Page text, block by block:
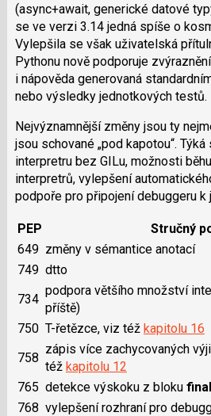
(async+await, generické datové
se ve verzi 3.14 jedná spíše o
Vylepšila se však uživatelská
Pythonu nově podporuje
i nápověda generovaná
nebo výsledky jednotkových testů.
Nejvýznamnější změny jsou ty
jsou schované „pod kapotou“.
interpretru bez GILu, možnosti
interpretrů, vylepšení
podpoře pro připojení debuggeru k
PEP
Stručný
649 změny v sémantice anotací
749 dtto
734
podpora většího množství
příště)
750 T-řetězce, viz též kapitolu 16
758
zápis více zachycovaných
též kapitolu 12
765 detekce výskoku z bloku
768 vylepšení rozhraní pro